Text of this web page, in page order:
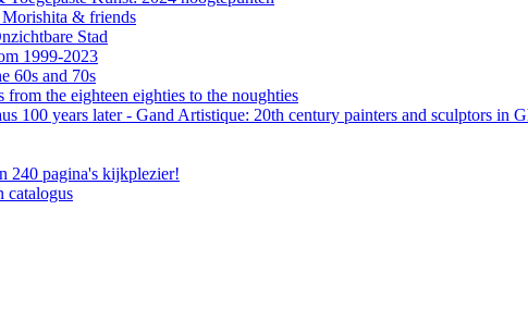
& friends
Stad
1999-2023
60s and 70s
the eighteen eighties to the noughties
100 years later - Gand Artistique: 20th century painters and sculptors in
240 pagina's kijkplezier!
catalogus